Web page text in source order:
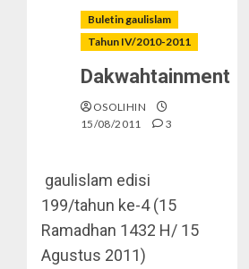
Buletin gaulislam
Tahun IV/2010-2011
Dakwahtainment
OSOLIHIN
15/08/2011
3
gaulislam edisi
199/tahun ke-4 (15
Ramadhan 1432 H/ 15
Agustus 2011)